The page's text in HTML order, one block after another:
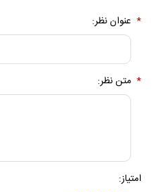
عنوان نظر: *
متن نظر: *
امتیاز: